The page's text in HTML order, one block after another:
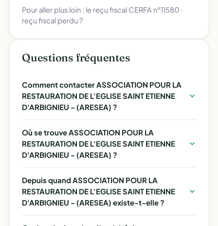
Pour aller plus loin : le reçu fiscal CERFA n°11580 ·
reçu fiscal perdu ?
Questions fréquentes
Comment contacter ASSOCIATION POUR LA
RESTAURATION DE L'EGLISE SAINT ETIENNE
D'ARBIGNIEU - (ARESEA) ?
Où se trouve ASSOCIATION POUR LA
RESTAURATION DE L'EGLISE SAINT ETIENNE
D'ARBIGNIEU - (ARESEA) ?
Depuis quand ASSOCIATION POUR LA
RESTAURATION DE L'EGLISE SAINT ETIENNE
D'ARBIGNIEU - (ARESEA) existe-t-elle ?